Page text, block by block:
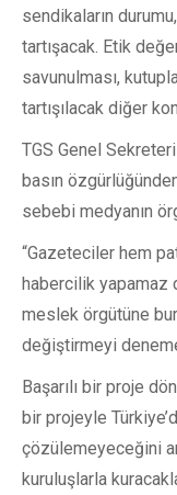
sendikaların
tartışacak. Etik
savunulması,
tartışılacak diğer
TGS Genel
basın
sebebi medyanın
“Gazeteciler hem
habercilik yapamaz
meslek örgütüne
değiştirmeyi
Başarılı bir proje
bir projeyle
çözülemeyeceğini
kuruluşlarla